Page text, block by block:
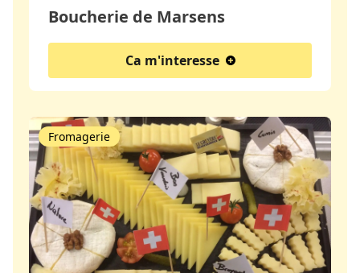
Boucherie de Marsens
Ca m'interesse
Fromagerie